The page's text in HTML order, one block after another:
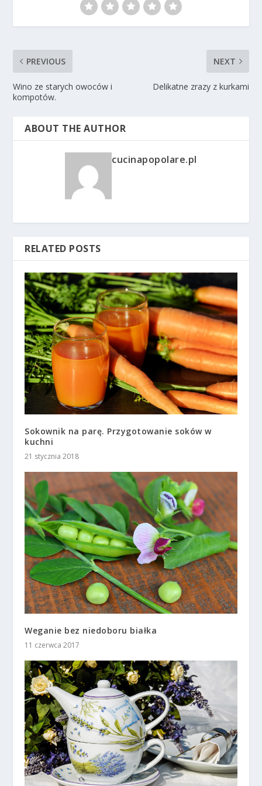
PREVIOUS
Wino ze starych owoców i
kompotów.
NEXT
Delikatne zrazy z kurkami
ABOUT THE AUTHOR
cucinapopolare.pl
RELATED POSTS
Sokownik na parę. Przygotowanie soków w
kuchni
21 stycznia 2018
Weganie bez niedoboru białka
11 czerwca 2017